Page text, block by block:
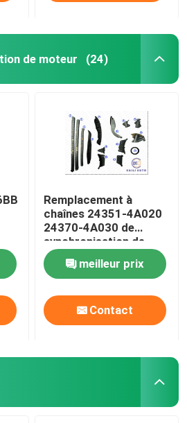
de moteur (24)
Remplacement à
chaînes 24351-4A020
24370-4A030 de
synchronisation de
HYUNDAI Kia SORENTO
2,5 Crdimeilleur prix
Contact